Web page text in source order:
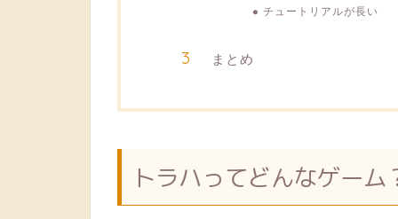
チュートリアルが長い
まとめ
トラハってどんなゲーム